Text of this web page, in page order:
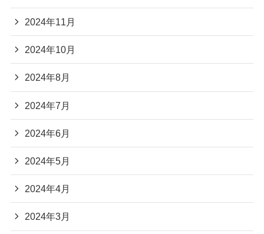
2024年11月
2024年10月
2024年8月
2024年7月
2024年6月
2024年5月
2024年4月
2024年3月